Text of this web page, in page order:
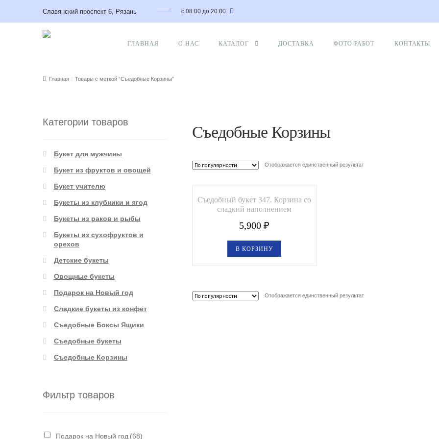
Славянский проспект 6, Рязань с 08:00 до 20:00
ГЛАВНАЯ О НАС КАТАЛОГ ДОСТАВКА ФОТО РАБОТ КОНТАКТЫ
Главная Товары с меткой “Съедобные Корзины”
Съедобные Корзины
Отображается единственный результат
Съедобный букет 347. Корзина со
сладкий наполнением
5,900₽
В КОРЗИНУ
Отображается единственный результат
Категории товаров
Букет для мужчины
Букет из фруктов и овощей
Букет учителю
Букеты из клубники и ягод
Букеты из раков и рыбы
Букеты из сухофруктов и
орехов
Детские букеты
Овощные букеты
Подарок на Новый год
Сладкие букеты из конфет
Съедобные Боксы Ящики
Съедобные букеты
Съедобные Корзины
Фильтр товаров
Подарок на Новый год (68)